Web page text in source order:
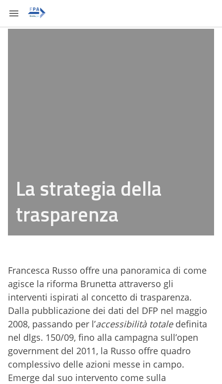
La strategia della
trasparenza
Francesca Russo offre una panoramica di come
agisce la riforma Brunetta attraverso gli
interventi ispirati al concetto di trasparenza.
Dalla pubblicazione dei dati del DFP nel maggio
2008, passando per l’accessibilità totaledefinita
nel dlgs. 150/09, fino alla campagna sull’open
government del 2011, la Russo offre quadro
complessivo delle azioni messe in campo.
Emerge dal suo intervento come sulla